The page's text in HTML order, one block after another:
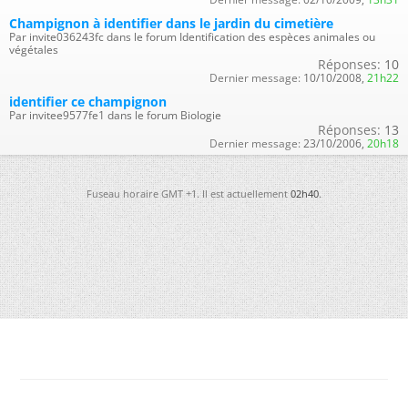
Champignon à identifier dans le jardin du cimetière
Par invite036243fc dans le forum Identification des espèces animales ou
végétales
Réponses: 10
Dernier message: 10/10/2008, 21h22
identifier ce champignon
Par invitee9577fe1 dans le forum Biologie
Réponses: 13
Dernier message: 23/10/2006, 20h18
Fuseau horaire GMT +1. Il est actuellement02h40.